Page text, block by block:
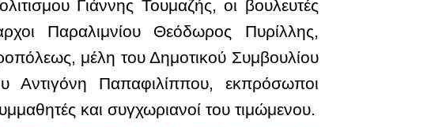
Γιάννης Τουμαζής, οι βουλευτές
Παραλιμνίου Θεόδωρος Πυρίλλης,
μέλη του Δημοτικού Συμβουλίου
Παπαφιλίππου, εκπρόσωποι
και συγχωριανοί του τιμώμενου.